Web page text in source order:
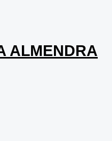
ALMENDRA